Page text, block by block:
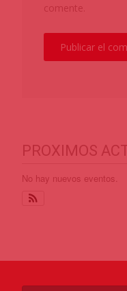
comente.
PROXIMOS
No hay nuevos eventos.